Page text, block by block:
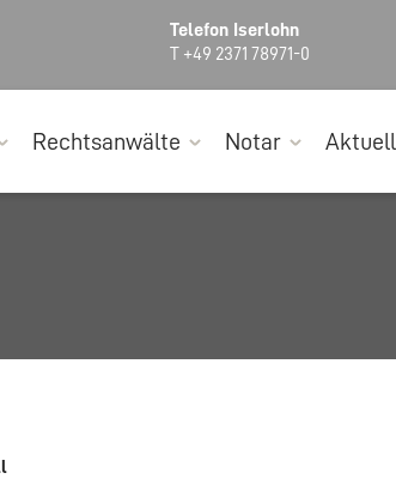
Telefon Iserlohn
T +49 2371 78971-0
Rechtsanwälte Notar